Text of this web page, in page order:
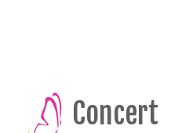
Concert